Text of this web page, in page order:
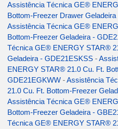
Assistência Técnica GE®
Bottom-Freezer Drawer
Assistência Técnica GE®
Bottom-Freezer Geladeira -
Técnica GE® ENERGY STAR®
Geladeira - GDE21ESKSS -
ENERGY STAR® 21.0 Cu. Ft.
GDE21EGKWW -Assistência
21.0 Cu. Ft. Bottom-Freezer
Assistência Técnica GE®
Bottom-Freezer Geladeira -
Técnica GE® ENERGY STAR®